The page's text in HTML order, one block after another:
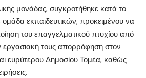
μονάδας, συγκροτήθηκε κατά το
εκπαιδευτικών, προκειμένου να
του επαγγελματικού πτυχίου από
εργασιακή τους απορρόφηση στον
ευρύτερου Δημοσίου Τομέα, καθώς